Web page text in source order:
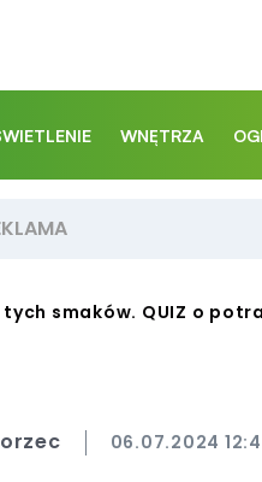
WNĘTRZA
smaków. QUIZ o
06.07.2024